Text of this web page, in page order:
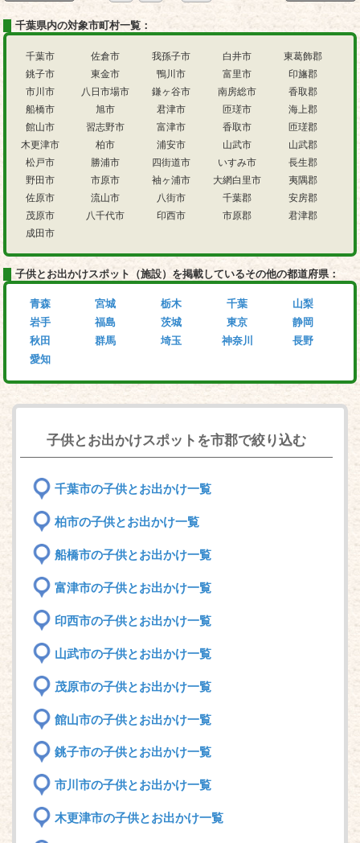
千葉県内の対象市町村一覧：
千葉市
銚子市
市川市
船橋市
館山市
木更津市
松戸市
野田市
佐原市
茂原市
成田市
佐倉市
東金市
八日市場市
旭市
習志野市
柏市
勝浦市
市原市
流山市
八千代市
我孫子市
鴨川市
鎌ヶ谷市
君津市
富津市
浦安市
四街道市
袖ヶ浦市
八街市
印西市
白井市
富里市
南房総市
匝瑳市
香取市
山武市
いすみ市
大網白里市
千葉郡
市原郡
東葛飾郡
印旛郡
香取郡
海上郡
匝瑳郡
山武郡
長生郡
夷隅郡
安房郡
君津郡
子供とお出かけスポット（施設）を掲載しているその他の都道府県：
青森
岩手
秋田
愛知
宮城
福島
群馬
栃木
茨城
埼玉
千葉
東京
神奈川
山梨
静岡
長野
子供とお出かけスポットを市郡で絞り込む
千葉市の子供とお出かけ一覧
柏市の子供とお出かけ一覧
船橋市の子供とお出かけ一覧
富津市の子供とお出かけ一覧
印西市の子供とお出かけ一覧
山武市の子供とお出かけ一覧
茂原市の子供とお出かけ一覧
館山市の子供とお出かけ一覧
銚子市の子供とお出かけ一覧
市川市の子供とお出かけ一覧
木更津市の子供とお出かけ一覧